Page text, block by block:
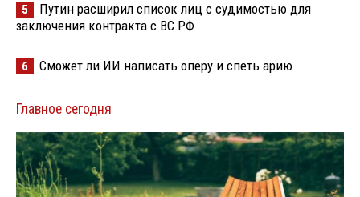
5
Путин расширил список лиц с судимостью для
заключения контракта с ВС РФ
6 Сможет ли ИИ написать оперу и спеть арию
Главное сегодня